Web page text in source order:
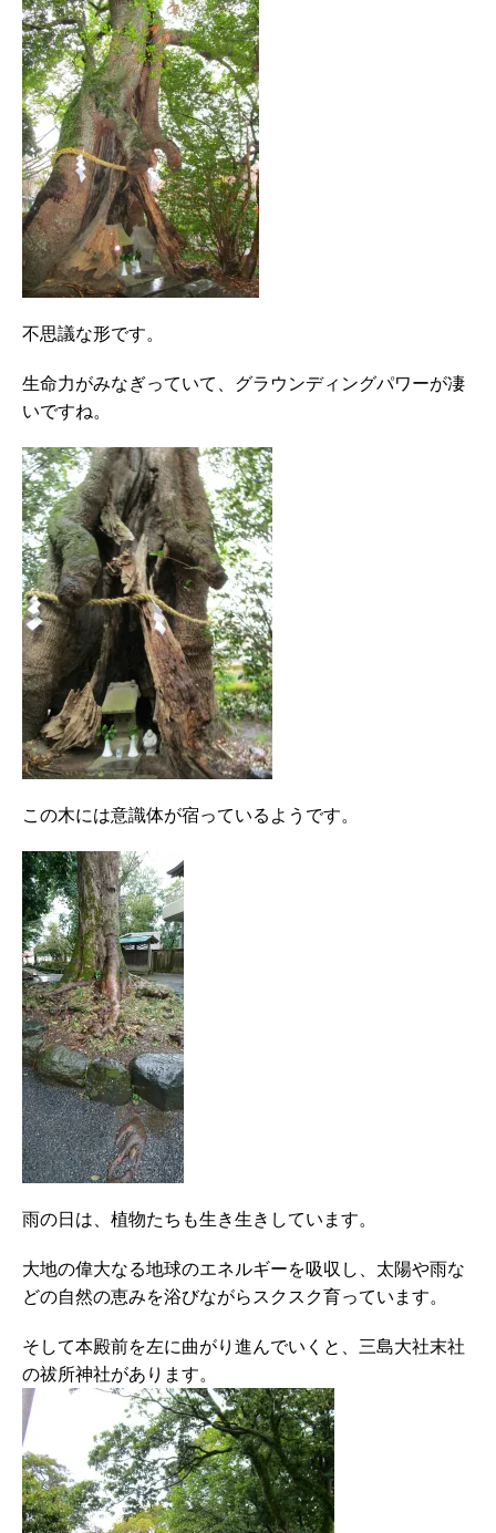
不思議な形です。
生命力がみなぎっていて、グラウンディングパワーが凄
いですね。
この木には意識体が宿っているようです。
雨の日は、植物たちも生き生きしています。
大地の偉大なる地球のエネルギーを吸収し、太陽や雨な
どの自然の恵みを浴びながらスクスク育っています。
そして本殿前を左に曲がり進んでいくと、三島大社末社
の祓所神社があります。